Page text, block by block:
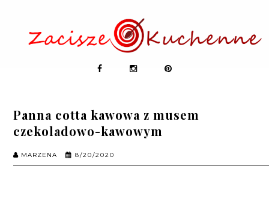
Panna cotta kawowa z musem
czekoladowo-kawowym
MARZENA 8/20/2020